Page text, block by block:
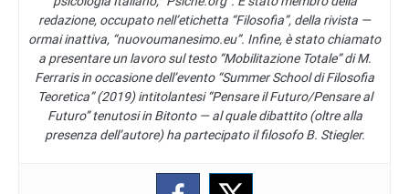
redazione, occupato nell’etichetta “Filosofia”, della rivista —
ormai inattiva, “nuovoumanesimo.eu”. Infine, è stato chiamato
a presentare un lavoro sul testo “Mobilitazione Totale” di M.
Ferraris in occasione dell’evento “Summer School di Filosofia
Teoretica” (2019) intitolantesi “Pensare il Futuro/Pensare al
Futuro” tenutosi in Bitonto — al quale dibattito (oltre alla
presenza dell’autore) ha partecipato il filosofo B. Stiegler.